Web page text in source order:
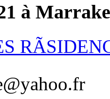
à